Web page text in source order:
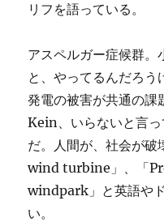
リフを語っている。
アスペルガー症候群。
と、やってるんだろう
発電の被害が共通の課
Kein、いらないと言
だ。人間が、社会が
wind turbine」、「
windpark」と英語や
い。